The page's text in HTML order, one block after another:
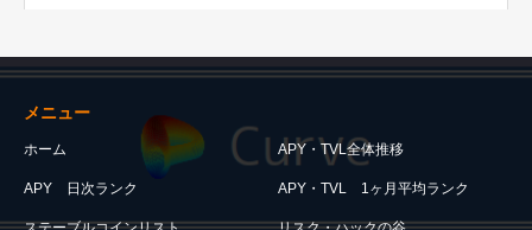
メニュー
ホーム APY・TVL全体推移
APY 日次ランク APY・TVL 1ヶ月平均ランク